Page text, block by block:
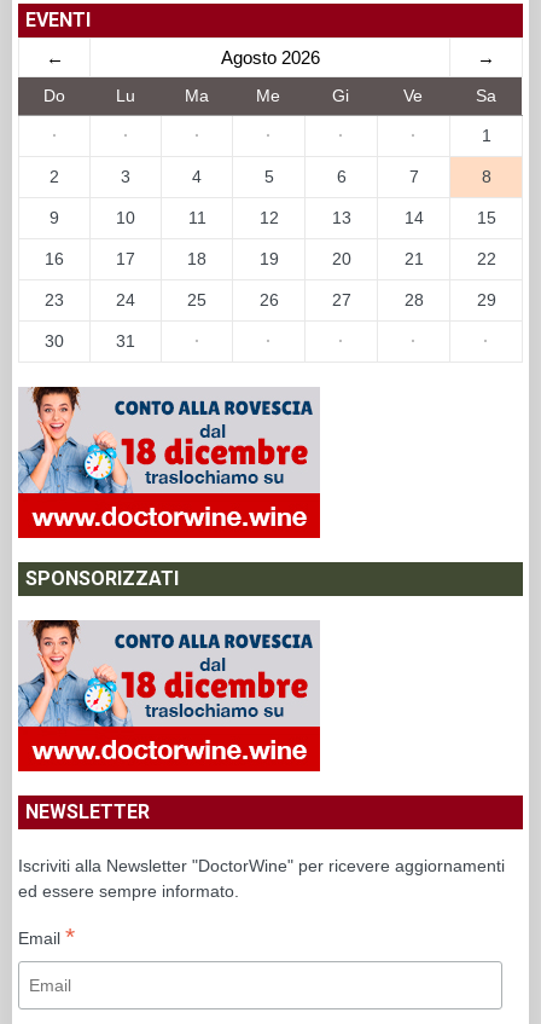
EVENTI
← Agosto 2026 →
Do Lu Ma Me Gi Ve Sa
· · · · · · 1
2 3 4 5 6 7 8
9 10 11 12 13 14 15
16 17 18 19 20 21 22
23 24 25 26 27 28 29
30 31 · · · · ·
SPONSORIZZATI
NEWSLETTER
Iscriviti alla Newsletter "DoctorWine" per ricevere aggiornamenti
ed essere sempre informato.
Email *